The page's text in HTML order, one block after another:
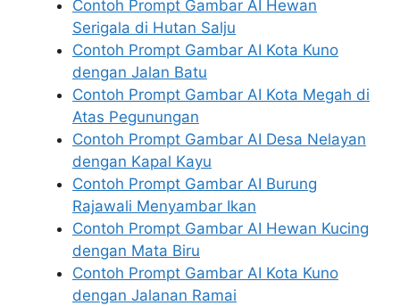
Contoh Prompt Gambar AI Hewan
Serigala di Hutan Salju
Contoh Prompt Gambar AI Kota Kuno
dengan Jalan Batu
Contoh Prompt Gambar AI Kota Megah di
Atas Pegunungan
Contoh Prompt Gambar AI Desa Nelayan
dengan Kapal Kayu
Contoh Prompt Gambar AI Burung
Rajawali Menyambar Ikan
Contoh Prompt Gambar AI Hewan Kucing
dengan Mata Biru
Contoh Prompt Gambar AI Kota Kuno
dengan Jalanan Ramai